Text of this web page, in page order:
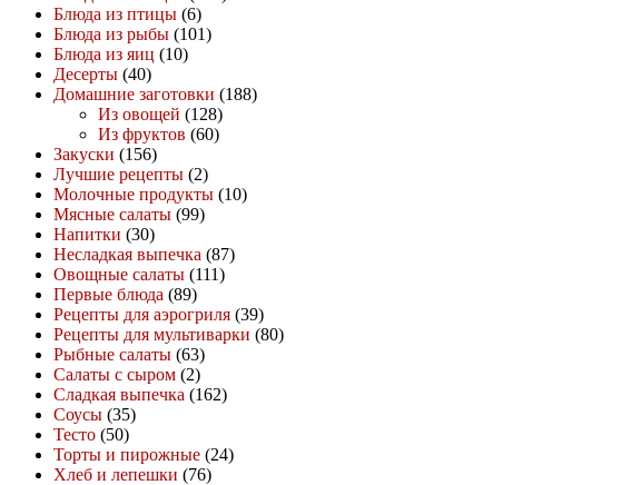
Блюда из птицы (6)
Блюда из рыбы (101)
Блюда из яиц (10)
Десерты (40)
Домашние заготовки (188)
Из овощей (128)
Из фруктов (60)
Закуски (156)
Лучшие рецепты (2)
Молочные продукты (10)
Мясные салаты (99)
Напитки (30)
Несладкая выпечка (87)
Овощные салаты (111)
Первые блюда (89)
Рецепты для аэрогриля (39)
Рецепты для мультиварки (80)
Рыбные салаты (63)
Салаты с сыром (2)
Сладкая выпечка (162)
Соусы (35)
Тесто (50)
Торты и пирожные (24)
Хлеб и лепешки (76)